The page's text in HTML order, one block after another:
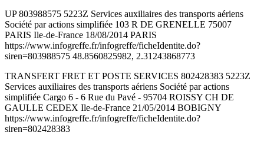
UP 803988575 5223Z Services auxiliaires des transports aériens
Société par actions simplifiée 103 R DE GRENELLE 75007
PARIS Ile-de-France 18/08/2014 PARIS
https://www.infogreffe.fr/infogreffe/ficheIdentite.do?
siren=803988575 48.8560825982, 2.31243868773
TRANSFERT FRET ET POSTE SERVICES 802428383 5223Z
Services auxiliaires des transports aériens Société par actions
simplifiée Cargo 6 - 6 Rue du Pavé - 95704 ROISSY CH DE
GAULLE CEDEX Ile-de-France 21/05/2014 BOBIGNY
https://www.infogreffe.fr/infogreffe/ficheIdentite.do?
siren=802428383